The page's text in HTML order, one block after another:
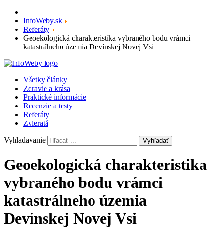
InfoWeby.sk
Referáty
Geoekologická charakteristika vybraného bodu vrámci
katastrálneho územia Devínskej Novej Vsi
Všetky články
Zdravie a krása
Praktické informácie
Recenzie a testy
Referáty
Zvieratá
Vyhladavanie Vyhľadať
Geoekologická charakteristika
vybraného bodu vrámci
katastrálneho územia
Devínskej Novej Vsi